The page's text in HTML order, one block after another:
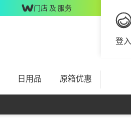
门店 及 服务
登入
日用品 原箱优惠